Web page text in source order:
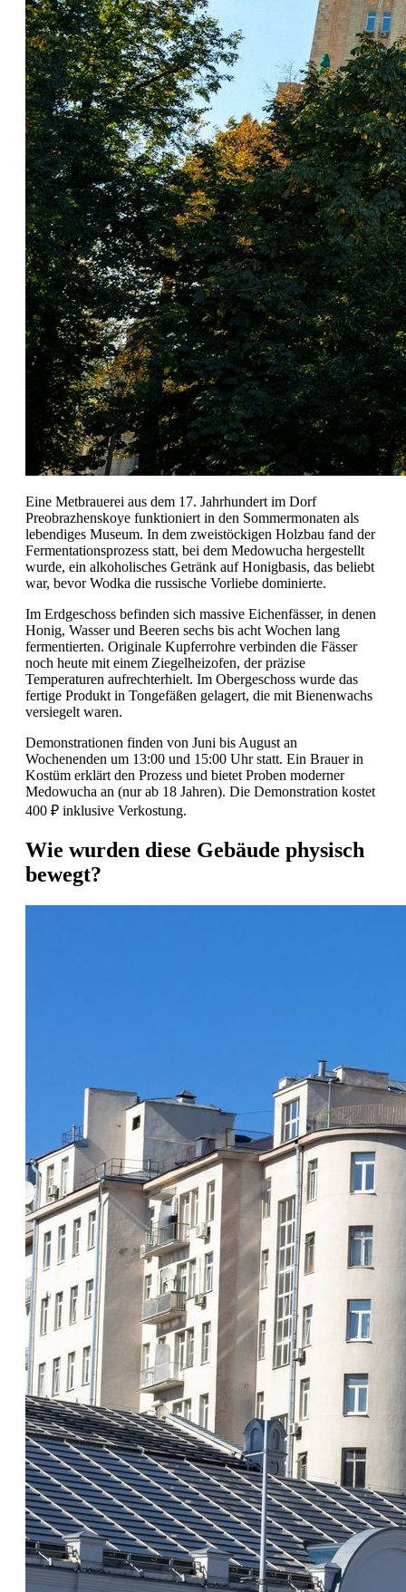
Eine Metbrauerei aus dem 17. Jahrhundert im Dorf
Preobrazhenskoye funktioniert in den Sommermonaten als
lebendiges Museum. In dem zweistöckigen Holzbau fand der
Fermentationsprozess statt, bei dem Medowucha hergestellt
wurde, ein alkoholisches Getränk auf Honigbasis, das beliebt
war, bevor Wodka die russische Vorliebe dominierte.
Im Erdgeschoss befinden sich massive Eichenfässer, in denen
Honig, Wasser und Beeren sechs bis acht Wochen lang
fermentierten. Originale Kupferrohre verbinden die Fässer
noch heute mit einem Ziegelheizofen, der präzise
Temperaturen aufrechterhielt. Im Obergeschoss wurde das
fertige Produkt in Tongefäßen gelagert, die mit Bienenwachs
versiegelt waren.
Demonstrationen finden von Juni bis August an
Wochenenden um 13:00 und 15:00 Uhr statt. Ein Brauer in
Kostüm erklärt den Prozess und bietet Proben moderner
Medowucha an (nur ab 18 Jahren). Die Demonstration kostet
400 ₽ inklusive Verkostung.
Wie wurden diese Gebäude physisch
bewegt?